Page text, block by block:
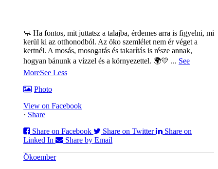
🧼 Ha fontos, mit juttatsz a talajba, érdemes arra is figyelni, mi
kerül ki az otthonodból. Az öko szemlélet nem ér véget a
kertnél. A mosás, mosogatás és takarítás is része annak,
hogyan bánunk a vízzel és a környezettel. 🌍💛 ... See
MoreSee Less
Photo
View on Facebook
· Share
Share on Facebook
Share on Twitter
Share on
Linked In
Share by Email
Ökoember